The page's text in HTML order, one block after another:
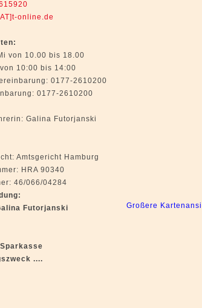
online.de
von 10.00 bis 18.00
10:00 bis 14:00
0177-2610200
0177-2610200
Galina Futorjanski
Amtsgericht Hamburg
HRA 90340
46/066/04284
Futorjanski
....
Großere